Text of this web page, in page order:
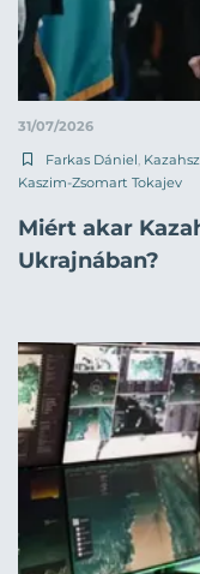
31/07/2026
Farkas Dániel,
Kaszim-Zsomart Tokajev
Miért akar
Ukrajnában?